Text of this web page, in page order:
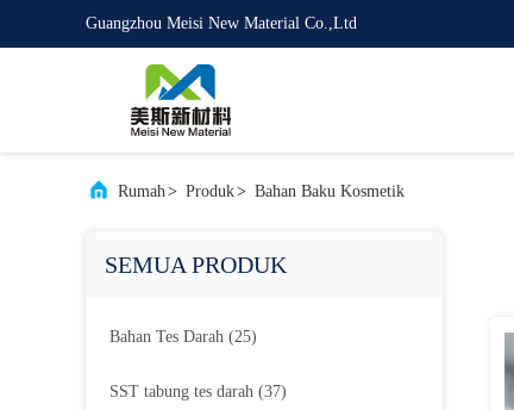
Guangzhou Meisi New Material Co.,Ltd
Rumah> Produk> Bahan Baku Kosmetik
SEMUA PRODUK
Bahan Tes Darah (25)
SST tabung tes darah (37)